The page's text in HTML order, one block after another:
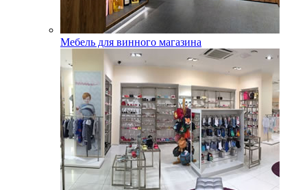
Мебель для винного магазина